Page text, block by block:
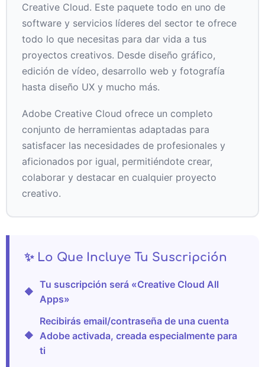
Creative Cloud. Este paquete todo en uno de
software y servicios líderes del sector te ofrece
todo lo que necesitas para dar vida a tus
proyectos creativos. Desde diseño gráfico,
edición de vídeo, desarrollo web y fotografía
hasta diseño UX y mucho más.
Adobe Creative Cloud ofrece un completo
conjunto de herramientas adaptadas para
satisfacer las necesidades de profesionales y
aficionados por igual, permitiéndote crear,
colaborar y destacar en cualquier proyecto
creativo.
✨ Lo Que Incluye Tu Suscripción
🔶
Tu suscripción será «Creative Cloud All
Apps»
🔶
Recibirás email/contraseña de una cuenta
Adobe activada, creada especialmente para
ti